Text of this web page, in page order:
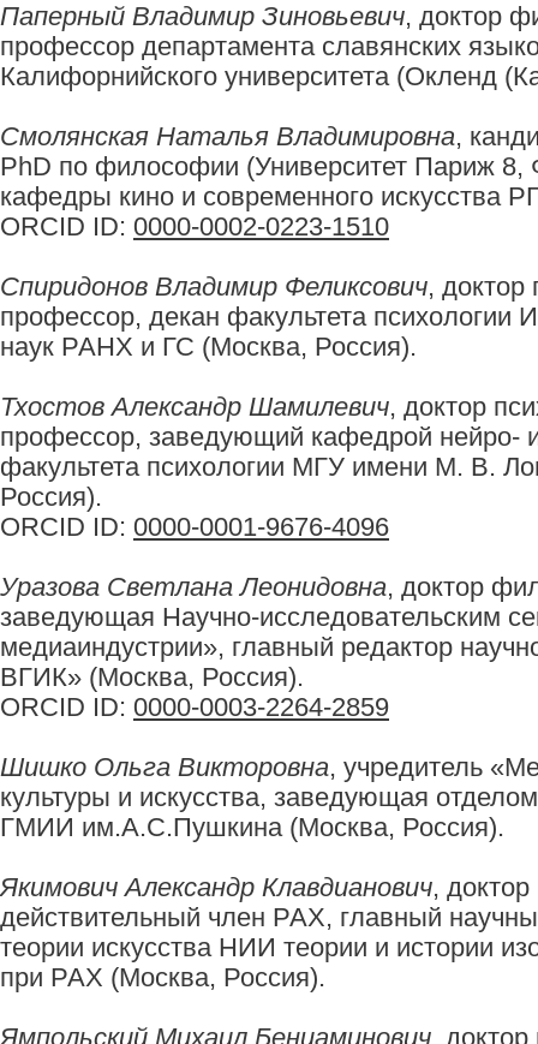
Паперный Владимир Зиновьевич, доктор
профессор департамента славянских
Калифорнийского университета (Окленд
Смолянская Наталья Владимировна,
PhD по философии (Университет Париж 8,
кафедры кино и современного искусства
ORCID ID: 0000-0002-0223-1510
Спиридонов Владимир Феликсович, доктор
профессор, декан факультета психологии
наук РАНХ и ГС (Москва, Россия).
Тхостов Александр Шамилевич, доктор
профессор, заведующий кафедрой нейро-
факультета психологии МГУ имени М. В.
Россия).
ORCID ID: 0000-0001-9676-4096
Уразова Светлана Леонидовна, доктор
заведующая Научно-исследовательским
медиаиндустрии», главный редактор
ВГИК» (Москва, Россия).
ORCID ID: 0000-0003-2264-2859
Шишко Ольга Викторовна, учредитель
культуры и искусства, заведующая
ГМИИ им.А.С.Пушкина (Москва, Россия).
Якимович Александр Клавдианович,
действительный член РАХ, главный
теории искусства НИИ теории и истории
при РАХ (Москва, Россия).
Ямпольский Михаил Бениаминович ,